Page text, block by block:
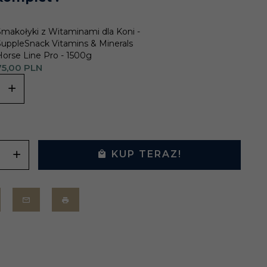
z Witaminami dla Koni -
Vitamins & Minerals
Line Pro - 1500g
00 PLN
KUP TERAZ!